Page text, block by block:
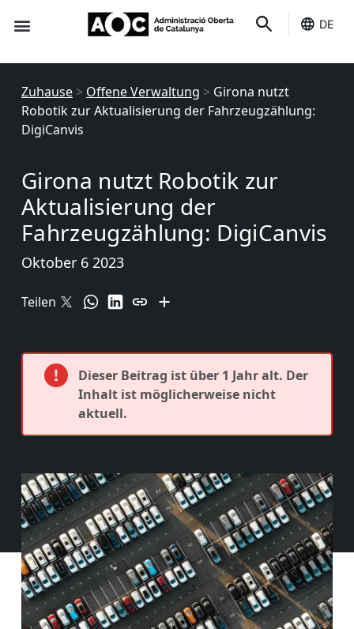
DE
Zuhause > Offene Verwaltung > Girona nutzt
Robotik zur Aktualisierung der Fahrzeugzählung:
DigiCanvis
Girona nutzt Robotik zur
Aktualisierung der
Fahrzeugzählung: DigiCanvis
Oktober 6 2023
Teilen
Dieser Beitrag ist über 1 Jahr alt. Der
Inhalt ist möglicherweise nicht
aktuell.